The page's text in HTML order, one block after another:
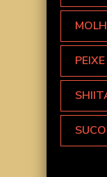
PEIXE
SUCO